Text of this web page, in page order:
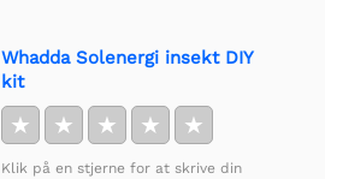
Whadda Solenergi insekt DIY
kit
★ ★ ★ ★ ★
Klik på en stjerne for at skrive din